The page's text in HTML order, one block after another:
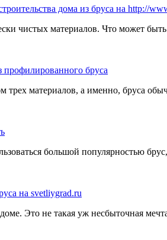
дома из бруса на http://
чистых материалов. Что может
профилированного бруса
трех материалов, а именно, бруса
большой популярностью
на svetliygrad.ru
Это не такая уж несбыточная